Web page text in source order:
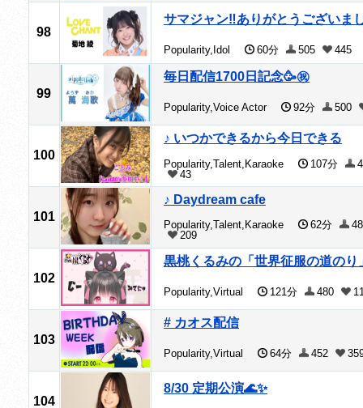
98
サマジャン‼️ありがとうございま
Popularity,Idol 60分 505 445
99
毎日配信1700日記念🥳㊗️
Popularity,Voice Actor 92分 500
100
♪ いつかできるから今日できる
Popularity,Talent,Karaoke 107分
43
101
♪ Daydream cafe
Popularity,Talent,Karaoke 62分
209
102
黒桃くるみの「世界征服の道のり
Popularity,Virtual 121分 480
103
# カオス配信
Popularity,Virtual 64分 452
104
8/30 定期公演🌊✨